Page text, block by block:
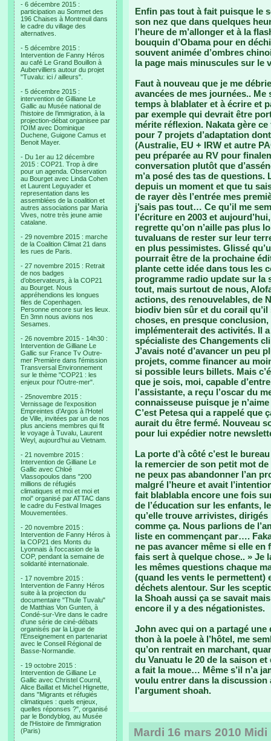
- 6 décembre 2015 :
participation au Sommet des
196 Chaises à Montreuil dans
le cadre du village des
alternatives.
- 5 décembre 2015 :
Intervention de Fanny Héros
au café Le Grand Bouillon à
Aubervilliers autour du projet
"Tuvalu: ici / ailleurs".
- 5 décembre 2015 :
intervention de Gilliane Le
Gallic au Musée national de
l’histoire de l’immigration, à la
projection-débat organisee par
l’OIM avec Dominique
Duchene, Guigone Camus et
Benoit Mayer.
- Du 1er au 12 décembre
2015 : COP21. Trop à dire
pour un agenda. Observation
au Bourget avec Linda Cohen
et Laurent Leguyader et
representation dans les
assemblées de la coalition et
autres associations par Maria
Vives, notre très jeune amie
catalane.
- 29 novembre 2015 : marche
de la Coalition Climat 21 dans
les rues de Paris.
- 27 novembre 2015 : Retrait
de nos badges
d’observateurs, à la COP21
au Bourget. Nous
appréhendions les longues
files de Copenhagen.
Personne encore sur les lieux.
En 3mn nous avions nos
Sesames.
- 26 novembre 2015 - 14h30 :
Intervention de Gilliane Le
Gallic sur France Tv Outre-
mer Première dans l'émission
Transversal Environnement
sur le thème "COP21 : les
enjeux pour l'Outre-mer".
- 25novembre 2015 :
Vernissage de l’exposition
Empreintes d’Argos à l’Hotel
de Ville, invitées par un de nos
plus anciens membres qui fit
le voyage à Tuvalu, Laurent
Weyl, aujourd’hui au Vietnam.
- 21 novembre 2015 :
Intervention de Gilliane Le
Gallic avec Chloé
Vlassopoulos dans "200
millions de réfugiés
climatiques et moi et moi et
moi" organisé par ATTAC dans
le cadre du Festival Images
Mouvementées.
- 20 novembre 2015 :
Intervention de Fanny Héros à
la COP21 des Monts du
Lyonnais à l'occasion de la
COP, pendant la semaine de
solidarité internationale.
- 17 novembre 2015 :
Intervention de Fanny Héros
suite à la projection du
documentaire "Thule Tuvalu"
de Matthias Von Gunten, à
Condé-sur-Vire dans le cadre
d'une série de ciné-débats
organisés par la Ligue de
l'Enseignement en partenariat
avec le Conseil Régional de
Basse-Normandie.
- 19 octobre 2015 :
Intervention de Gilliane Le
Gallic avec Christel Cournil,
Alice Baillat et Michel Hignette,
dans "Migrants et réfugiés
climatiques : quels enjeux,
quelles réponses ?", organisé
par le Bondyblog, au Musée
de l'Histoire de l'immigration
(Paris)
Enfin pas tout à fait puisque le
son nez que dans quelques
l’heure de m’allonger et à la
bouquin d’Obama pour en
souvent animée d’ombres
la page mais minuscules sur le
Faut à nouveau que je me
avancées de mes journées..
temps à blablater et à écrire et
par exemple qui devrait être
mérite réflexion. Nakata gère
pour 7 projets d’adaptation
(Australie, EU + IRW et autre
peu préparée au RV pour
conversation plutôt que
m’a posé des tas de questions.
depuis un moment et que tu
de rayer dès l’entrée mes
j’sais pas tout… Ce qu’il me
l’écriture en 2003 et
regrette qu’on n’aille pas plus
tuvaluans de rester sur leur
en plus pessimistes. Glissé
pourrait être de la prochaine
plante cette idée dans tous les
programme radio update sur la
tout, mais surtout de nous,
actions, des renouvelables, de
biodiv bien sûr et du corail
choses, en presque
implémenterait des activités. Il
spécialiste des Changements
J’avais noté d’avancer un peu
projets, comme financer au
si possible leurs billets. Mais
que je sois, moi, capable
l’assistante, a reçu l’oscar du
connaisseuse puisque je
C’est Petesa qui a rappelé que
aurait du être fermé. Nouveau
pour lui expédier notre
La porte d’à côté c’est le
la remercier de son petit mot
ne peux pas abandonner l’an
malgré l’heure et avait
fait blablabla encore une fois
de l’éducation sur les enfants,
qu’elle trouve arrivistes,
comme ça. Nous parlions de
liste en commençant par….
ne pas avancer même si elle en
fais sert à quelque chose.. » Je
les mêmes questions chaque
(quand les vents le permettent)
déchets alentour. Sur les
la Shoah aussi ça se savait
encore il y a des négationistes.
John avec qui on a partagé
thon à la poele à l’hôtel, me
qu’on rentrait en marchant,
du Vanuatu le 20 de la saison
a fait la moue… Même s’il n’a
voulu entrer dans la
l’argument shoah.
Mardi 16 mars 2010 Midi